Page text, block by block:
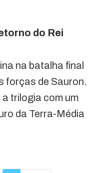
do Rei
na batalha final
forças de Sauron.
a trilogia com um
da Terra-Média